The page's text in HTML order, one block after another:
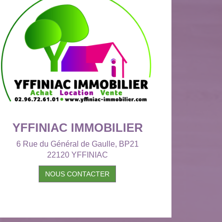
YFFINIAC IMMOBILIER
6 Rue du Général de Gaulle, BP21
22120 YFFINIAC
NOUS CONTACTER